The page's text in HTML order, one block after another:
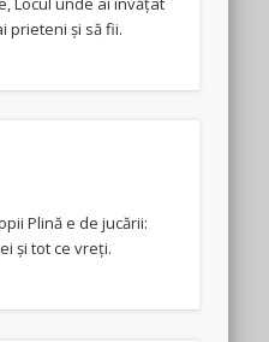
prieteni și să fii.
Plină e de jucării:
și tot ce vreți.